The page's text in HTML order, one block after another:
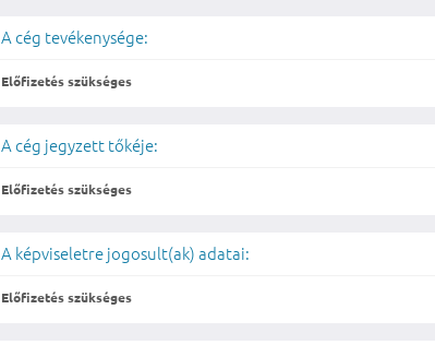
A cég tevékenysége:
Előfizetés szükséges
A cég jegyzett tőkéje:
Előfizetés szükséges
A képviseletre jogosult(ak) adatai:
Előfizetés szükséges